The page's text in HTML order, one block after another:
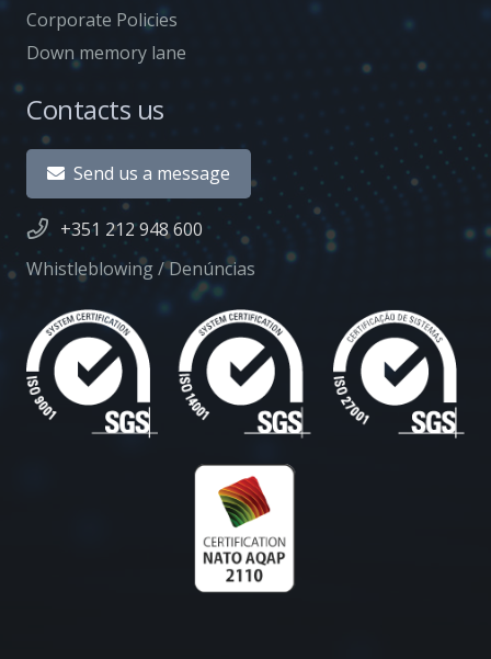
Corporate Policies
Down memory lane
Contacts us
Send us a message
+351 212 948 600
Whistleblowing / Denúncias